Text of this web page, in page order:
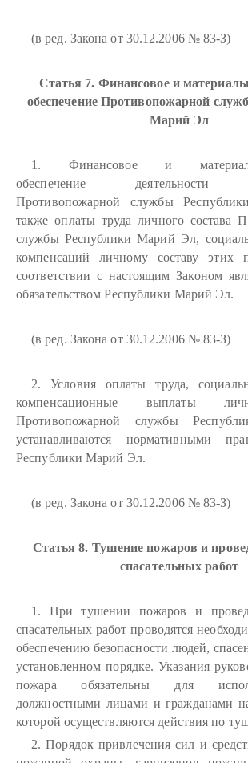
(в ред. Закона от 30.12.2006 № 83-З)
Статья 7. Финансовое и
обеспечение Противопожарной
Марий Эл
1. Финансовое и
обеспечение деятельности
Противопожарной службы
также оплаты труда личного состава
службы Республики Марий Эл,
компенсаций личному составу этих
соответствии с настоящим Законом
обязательством Республики Марий Эл.
(в ред. Закона от 30.12.2006 № 83-З)
2. Условия оплаты труда,
компенсационные выплаты
Противопожарной службы
устанавливаются нормативными
Республики Марий Эл.
(в ред. Закона от 30.12.2006 № 83-З)
Статья 8. Тушение пожаров и
спасательных работ
1. При тушении пожаров и
спасательных работ проводятся
обеспечению безопасности людей,
установленном порядке. Указания
пожара обязательны для
должностными лицами и гражданами
которой осуществляются действия по
2. Порядок привлечения сил и